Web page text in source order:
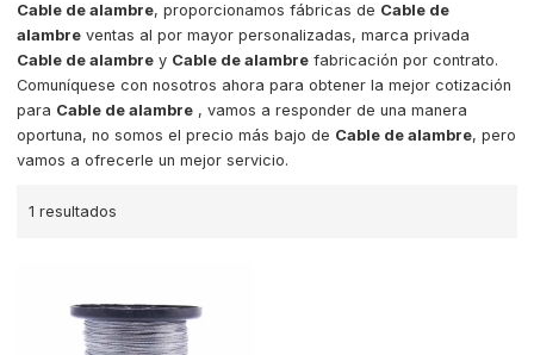
Cable de alambre, proporcionamos fábricas de Cable de
alambre ventas al por mayor personalizadas, marca privada
Cable de alambre y Cable de alambre fabricación por contrato.
Comuníquese con nosotros ahora para obtener la mejor cotización
para Cable de alambre , vamos a responder de una manera
oportuna, no somos el precio más bajo de Cable de alambre, pero
vamos a ofrecerle un mejor servicio.
1 resultados